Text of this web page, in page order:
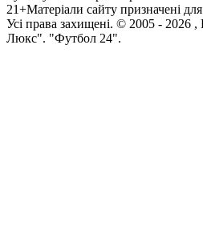
21+Матеріали сайту призначені
Усi права захищенi. © 2005 - 2026 ,
Люкс". "Футбол 24".